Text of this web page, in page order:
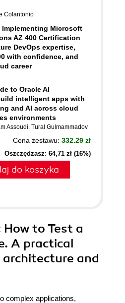
Colantonio
Implementing Microsoft
AZ 400 Certification
DevOps expertise,
with confidence, and
career
to Oracle AI
intelligent apps with
and AI across cloud
environments
Assoudi, Tural Gulmammadov
Cena zestawu: 332.29 zł
Oszczędzasz: 64,71 zł (16%)
do koszyka
How to Test a
A practical
and
complex applications,